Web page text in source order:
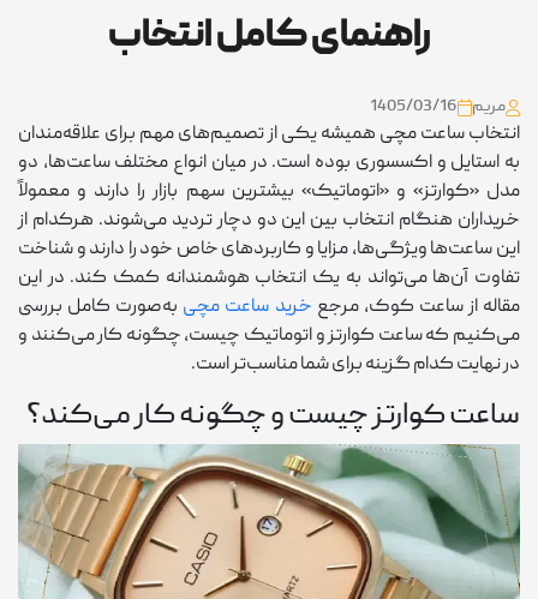
راهنمای کامل انتخاب
مریم 1405/03/16
انتخاب ساعت مچی همیشه یکی از تصمیم‌های مهم برای علاقه‌مندان
به استایل و اکسسوری بوده است. در میان انواع مختلف ساعت‌ها، دو
مدل «کوارتز» و «اتوماتیک» بیشترین سهم بازار را دارند و معمولاً
خریداران هنگام انتخاب بین این دو دچار تردید می‌شوند. هرکدام از
این ساعت‌ها ویژگی‌ها، مزایا و کاربردهای خاص خود را دارند و شناخت
تفاوت آن‌ها می‌تواند به یک انتخاب هوشمندانه کمک کند. در این
مقاله از ساعت کوک، مرجع خرید ساعت مچی به‌صورت کامل بررسی
می‌کنیم که ساعت کوارتز و اتوماتیک چیست، چگونه کار می‌کنند و
در نهایت کدام گزینه برای شما مناسب‌تر است.
ساعت کوارتز چیست و چگونه کار می‌کند؟